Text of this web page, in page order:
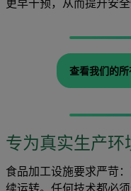
更早干预，从而提升安全
查看我们的
专为真实生产环
食品加工设施要求严苛
续运转。任何技术都必须